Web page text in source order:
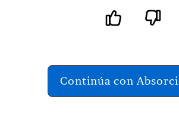
Continúa con